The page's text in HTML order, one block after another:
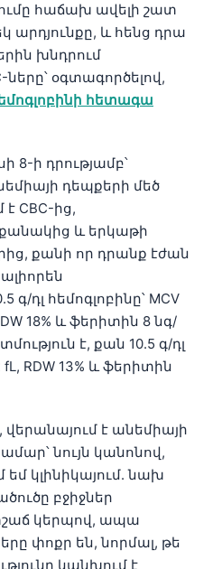
հաճախ ավելի շատ
արդյունքը, և հենց դրա
խնդրում
օգտագործելով,
հետագա
8-ի դրությամբ՝
դեպքերի մեծ
CBC-ից,
և երկաթի
քանի որ դրանք էժան
դլ հեմոգլոբինը՝ MCV
18% և ֆերիտին 8 նգ/
է, քան 10.5 գ/դլ
fL, RDW 13% և ֆերիտին
վերանայում է անեմիայի
նույն կանոնով,
եմ կլինիկայում. նախ
բջիջներ
կերպով, ապա
փոքր են, նորմալ, թե
կանխում է